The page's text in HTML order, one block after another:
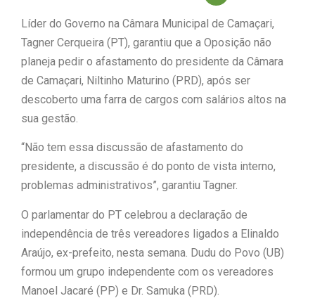
com Flávio Bolsonaro”, diz Junior
Marabá Leandro de Jesus
discorda de Zema sobre fim do Bolsa
Família: “Precisamos dar condições
Líder do Governo na Câmara Municipal de Camaçari,
Tagner Cerqueira (PT), garantiu que a Oposição não
planeja pedir o afastamento do presidente da Câmara
de Camaçari, Niltinho Maturino (PRD), após ser
descoberto uma farra de cargos com salários altos na
sua gestão.
“Não tem essa discussão de afastamento do
presidente, a discussão é do ponto de vista interno,
problemas administrativos”, garantiu Tagner.
O parlamentar do PT celebrou a declaração de
independência de três vereadores ligados a Elinaldo
Araújo, ex-prefeito, nesta semana. Dudu do Povo (UB)
formou um grupo independente com os vereadores
Manoel Jacaré (PP) e Dr. Samuka (PRD).